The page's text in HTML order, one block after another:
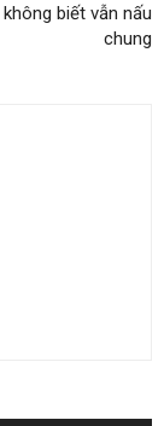
biết vẫn nấu
chung